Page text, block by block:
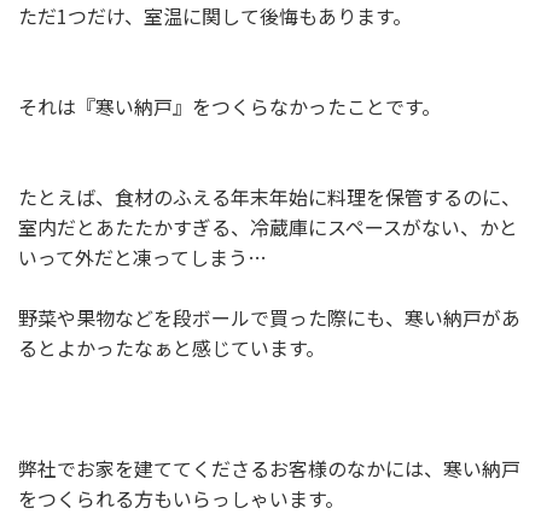
ただ1つだけ、室温に関して後悔もあります。
それは『寒い納戸』をつくらなかったことです。
たとえば、食材のふえる年末年始に料理を保管するのに、
室内だとあたたかすぎる、冷蔵庫にスペースがない、かと
いって外だと凍ってしまう…
野菜や果物などを段ボールで買った際にも、寒い納戸があ
るとよかったなぁと感じています。
弊社でお家を建ててくださるお客様のなかには、寒い納戸
をつくられる方もいらっしゃいます。